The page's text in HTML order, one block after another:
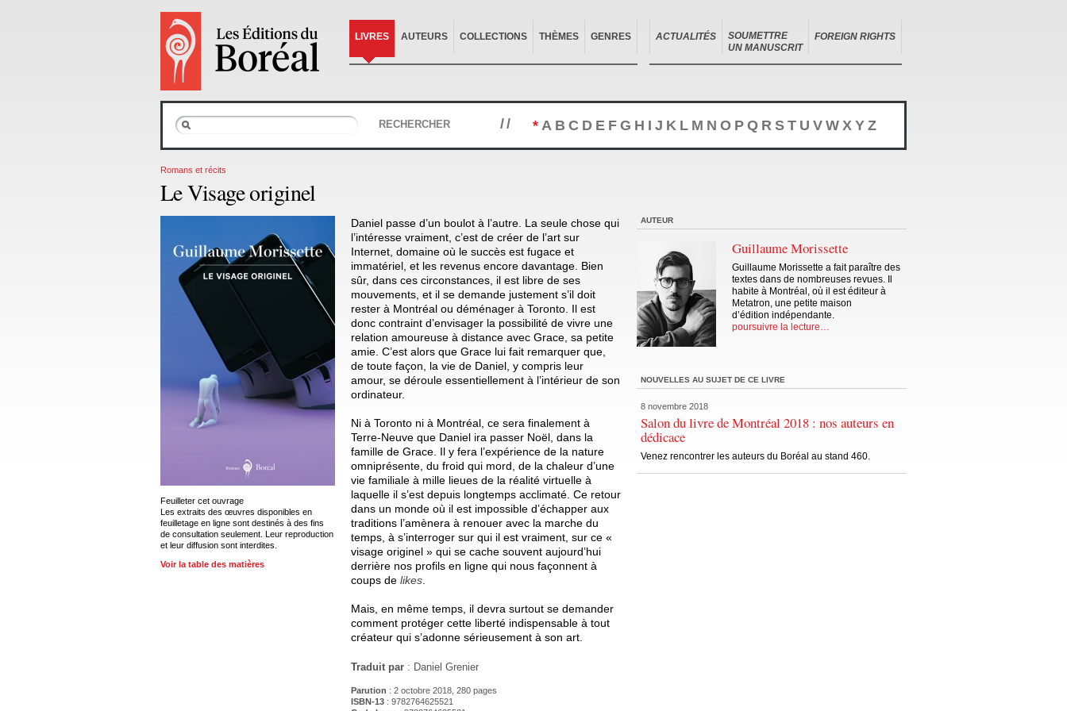
LIVRES AUTEURS COLLECTIONS THÈMES GENRES ACTUALITÉS
SOUMETTRE
UN MANUSCRIT
FOREIGN RIGHTS
RECHERCHER // * A B C D E F G H I J K L M N O P Q R S T U V W X Y Z
Romans et récits
Le Visage originel
Feuilleter cet ouvrage
Les extraits des œuvres disponibles en
feuilletage en ligne sont destinés à des fins
de consultation seulement. Leur reproduction
et leur diffusion sont interdites.
Voir la table des matières
Daniel passe d’un boulot à l’autre. La seule chose qui
l’intéresse vraiment, c’est de créer de l’art sur
Internet, domaine où le succès est fugace et
immatériel, et les revenus encore davantage. Bien
sûr, dans ces circonstances, il est libre de ses
mouvements, et il se demande justement s’il doit
rester à Montréal ou déménager à Toronto. Il est
donc contraint d’envisager la possibilité de vivre une
relation amoureuse à distance avec Grace, sa petite
amie. C’est alors que Grace lui fait remarquer que,
de toute façon, la vie de Daniel, y compris leur
amour, se déroule essentiellement à l’intérieur de son
ordinateur.
Ni à Toronto ni à Montréal, ce sera finalement à
Terre-Neuve que Daniel ira passer Noël, dans la
famille de Grace. Il y fera l’expérience de la nature
omniprésente, du froid qui mord, de la chaleur d’une
vie familiale à mille lieues de la réalité virtuelle à
laquelle il s’est depuis longtemps acclimaté. Ce retour
dans un monde où il est impossible d’échapper aux
traditions l’amènera à renouer avec la marche du
temps, à s’interroger sur qui il est vraiment, sur ce «
visage originel » qui se cache souvent aujourd’hui
derrière nos profils en ligne qui nous façonnent à
coups de likes
Mais, en même temps, il devra surtout se demander
comment protéger cette liberté indispensable à tout
créateur qui s’adonne sérieusement à son art.
Traduit par : Daniel Grenier
Parution : 2 octobre 2018, 280 pages
ISBN-13 : 9782764625521
AUTEUR
Guillaume Morissette
Guillaume Morissette a fait paraître des
textes dans de nombreuses revues. Il
habite à Montréal, où il est éditeur à
Metatron, une petite maison
d’édition indépendante.
poursuivre la lecture…
NOUVELLES AU SUJET DE CE LIVRE
8 novembre 2018
Salon du livre de Montréal 2018 : nos auteurs en
dédicace
Venez rencontrer les auteurs du Boréal au stand 460.